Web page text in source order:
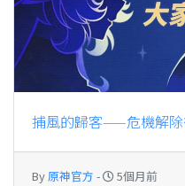
捕風的歸客——危機解除
By原神官方 - 5個月前